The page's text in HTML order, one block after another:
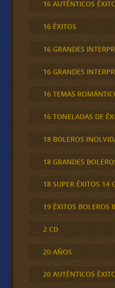
16 AUTÉNTICOS
16 ÉXITOS
16 GRANDES
16 GRANDES
16 TEMAS
16 TONELADAS DE
18 BOLEROS
18 GRANDES
18 SUPER ÉXITOS 14
19 ÉXITOS BOLEROS
2 CD
20 AÑOS
20 AUTÉNTICOS